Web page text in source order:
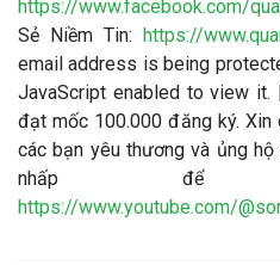
https://www.facebook.com/
Sẻ Niềm Tin: https://
email address is being
JavaScript enabled to view it.
đạt mốc 100.000 đăng ký. Xin
các bạn yêu thương và ủng
nhấp để
https://www.youtube.com/